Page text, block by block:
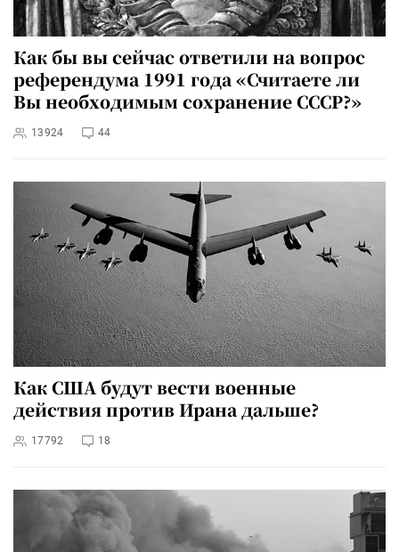
Как бы вы сейчас ответили на вопрос
референдума 1991 года «Считаете ли
Вы необходимым сохранение СССР?»
13924 44
Как США будут вести военные
действия против Ирана дальше?
17792 18